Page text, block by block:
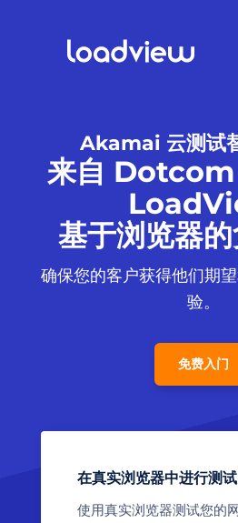
Akamai 云测试
来自 Dotcom
基于浏览器
确保您的客户获得他们期
验。
免费入门
在真实浏览器中进行测试
使用真实浏览器测试您的